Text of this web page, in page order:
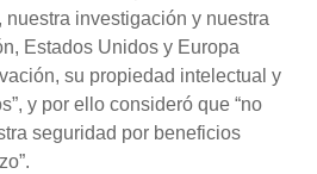
investigación y nuestra
Estados Unidos y Europa
su propiedad intelectual y
y por ello consideró que “no
seguridad por beneficios